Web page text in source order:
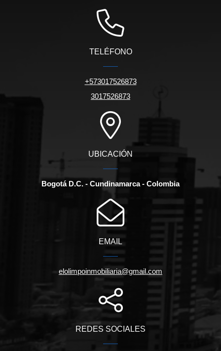
TELÉFONO
+573017526873
3017526873
UBICACIÓN
Bogotá D.C. - Cundinamarca - Colombia
EMAIL
elolimpoinmobiliaria@gmail.com
REDES SOCIALES